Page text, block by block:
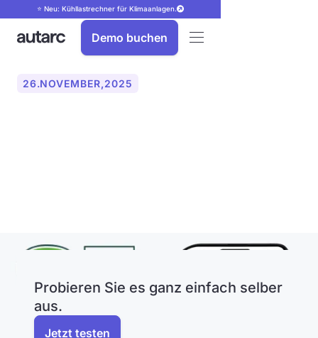
⭐ Neu: Kühllastrechner für Klimaanlagen.
Demo buchen
26.NOVEMBER,2025
Probieren Sie es ganz einfach selber
aus.
Jetzt testen